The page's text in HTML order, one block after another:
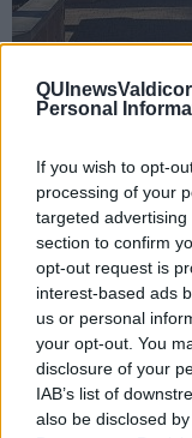
Personal
If you wish to opt-
processing of your
targeted
section to confirm
opt-out request is
interest-based ads
us or personal
your opt-out. You
disclosure of your
IAB’s list of
also be disclosed
Si intitola "Riso
pannelli di denuncia
SAN VINCENZO —
è questo il titolo della
Torre di San Vincenzo.
Riso Amaro
raccoglie
che hanno raccontato
Disegni e humour
solidarietà a tutte